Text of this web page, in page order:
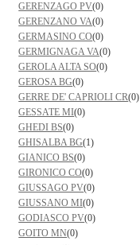
GERENZAGO PV(0)
GERENZANO VA(0)
GERMASINO CO(0)
GERMIGNAGA VA(0)
GEROLA ALTA SO(0)
GEROSA BG(0)
GERRE DE' CAPRIOLI CR(0)
GESSATE MI(0)
GHEDI BS(0)
GHISALBA BG(1)
GIANICO BS(0)
GIRONICO CO(0)
GIUSSAGO PV(0)
GIUSSANO MI(0)
GODIASCO PV(0)
GOITO MN(0)